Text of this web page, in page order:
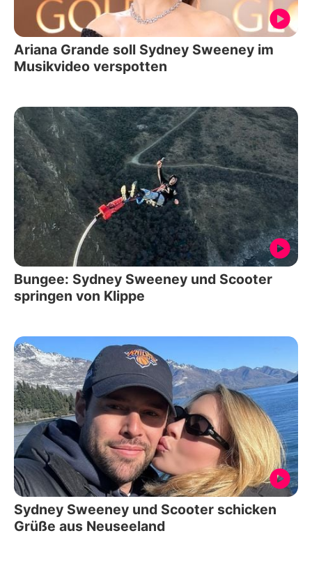
Ariana Grande soll Sydney Sweeney im
Musikvideo verspotten
Bungee: Sydney Sweeney und Scooter
springen von Klippe
Sydney Sweeney und Scooter schicken
Grüße aus Neuseeland